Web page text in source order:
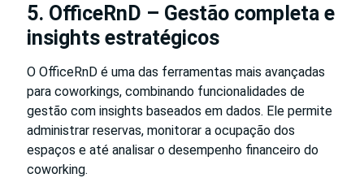
5. OfficeRnD – Gestão completa e
insights estratégicos
O OfficeRnD é uma das ferramentas mais avançadas
para coworkings, combinando funcionalidades de
gestão com insights baseados em dados. Ele permite
administrar reservas, monitorar a ocupação dos
espaços e até analisar o desempenho financeiro do
coworking.